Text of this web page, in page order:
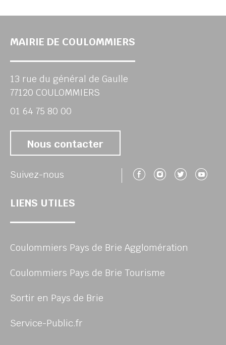
MAIRIE DE COULOMMIERS
13 rue du général de Gaulle
77120 COULOMMIERS
01 64 75 80 00
Nous contacter
Suivez-nous Suivez-nous
Suivez-
LIENS UTILES
Coulommiers Pays de Brie Agglomération
Coulommiers Pays de Brie Tourisme
Sortir en Pays de Brie
Service-Public.fr